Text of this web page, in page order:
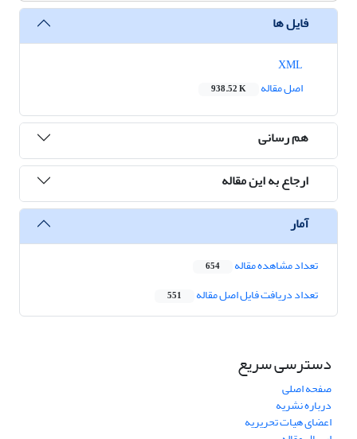
فایل ها
اصل مقاله
938.52 K
هم رسانی
ارجاع به این مقاله
آمار
تعداد مشاهده مقاله 654
تعداد دریافت فایل اصل مقاله 551
دسترسی سریع
صفحه اصلی
درباره نشریه
اعضای هیات تحریریه